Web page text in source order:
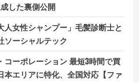
した裏側公開
人女性シャンプー」毛髪診断士と
ソーシャルテック
コーポレーション 最短3時間で買
本エリアに特化、全国対応【ファ